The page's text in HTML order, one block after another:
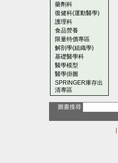
藥劑科
復健科(運動醫學)
護理科
食品營養
限量特價專區
解剖學(組織學)
基礎醫學科
醫學模型
醫學掛圖
SPRINGER庫存出
清專區
圖書搜尋